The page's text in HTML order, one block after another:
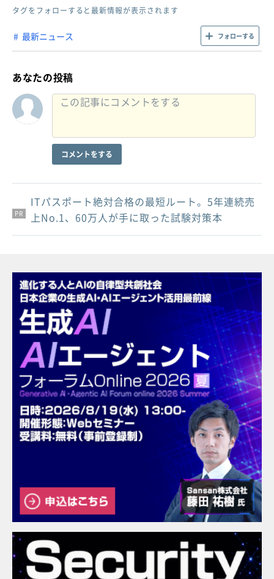
タグをフォローすると最新情報が表示されます
最新ニュース フォローする
あなたの投稿
コメントをする
PR
PR
PR
ITパスポート絶対合格の最短ルート。5年連続売
上No.1、60万人が手に取った試験対策本